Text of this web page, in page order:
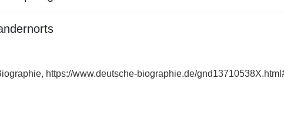
https://www.deutsche-biographie.de/